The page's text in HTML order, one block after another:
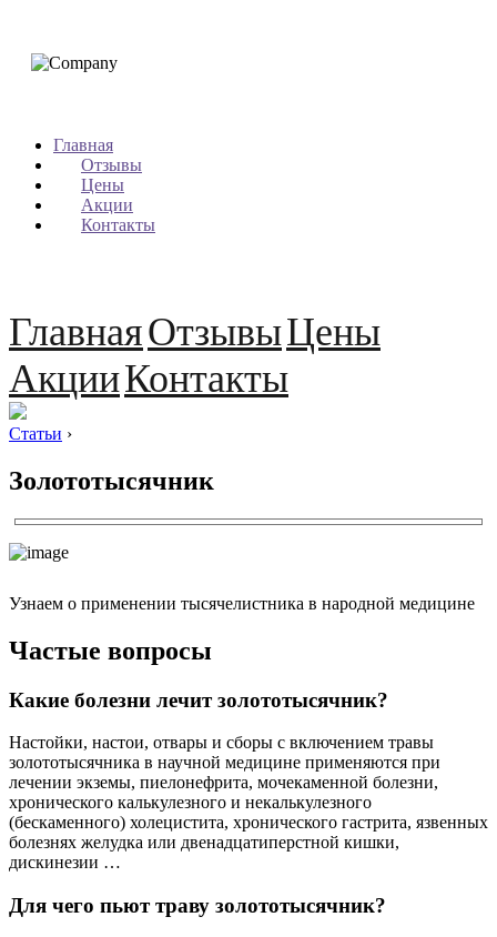
Главная
Отзывы
Цены
Акции
Контакты
ГлавнаяОтзывыЦены
АкцииКонтакты
Статьи ›
Золототысячник
Узнаем о применении тысячелистника в народной медицине
Частые вопросы
Какие болезни лечит золототысячник?
Настойки, настои, отвары и сборы с включением травы
золототысячника в научной медицине применяются при
лечении экземы, пиелонефрита, мочекаменной болезни,
хронического калькулезного и некалькулезного
(бескаменного) холецистита, хронического гастрита, язвенных
болезнях желудка или двенадцатиперстной кишки,
дискинезии …
Для чего пьют траву золототысячник?